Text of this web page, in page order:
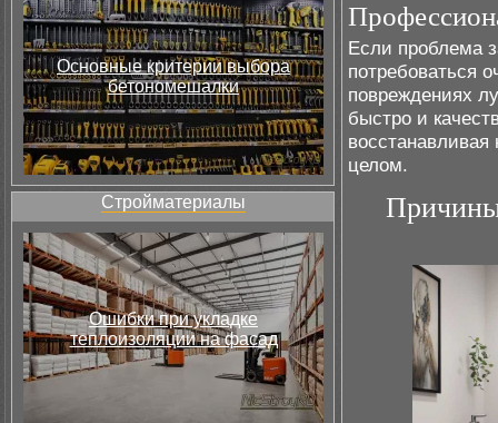
Основные критерии выбора
бетономешалки
Стройматериалы
Ошибки при укладке
теплоизоляции на фасад
Если проблема
потребоваться
повреждениях
быстро и
целом.